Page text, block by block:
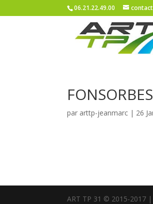
06.21.22.49.00
FONSORBES
par arttp-jeanmarc | 26
ART TP 31 © 2015-2017 |